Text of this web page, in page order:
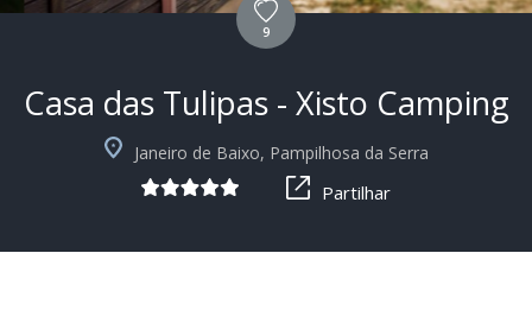
+9
9
Casa das Tulipas - Xisto Camping
Janeiro de Baixo, Pampilhosa da Serra
Partilhar